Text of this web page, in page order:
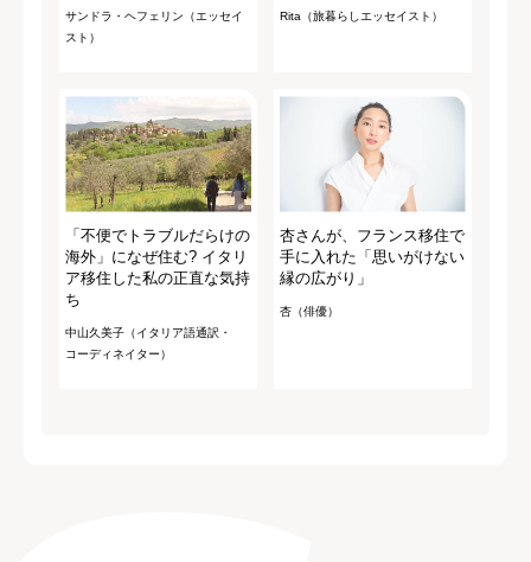
サンドラ・ヘフェリン（エッセイ
スト）
Rita（旅暮らしエッセイスト）
「不便でトラブルだらけの
海外」になぜ住む? イタリ
ア移住した私の正直な気持
ち
中山久美子（イタリア語通訳・
コーディネイター）
杏さんが、フランス移住で
手に入れた「思いがけない
縁の広がり」
杏（俳優）